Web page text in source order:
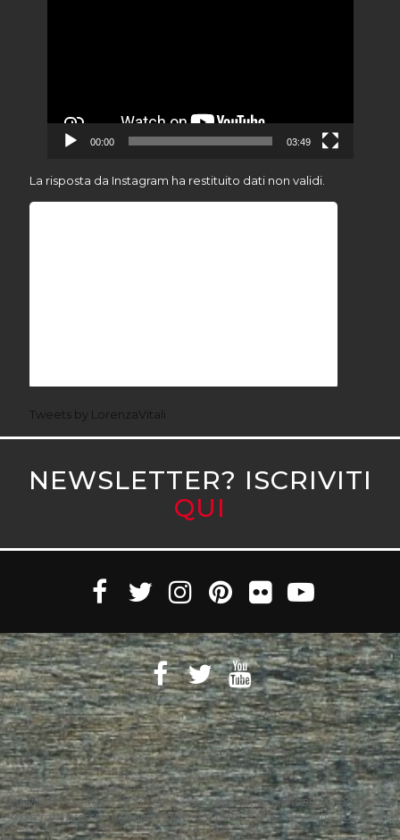
00:00 03:49
La risposta da Instagram ha restituito dati non validi.
Tweets by LorenzaVitali
NEWSLETTER? ISCRIVITI
QUI
Witaly S.r.l. © 2011-2023 All rights reserved Partita Iva 10890471005 Witaly
è registrata presso il Tribunale di Roma n. 95/2011 del 4/4/2011 – Tutti i diritti
riservati